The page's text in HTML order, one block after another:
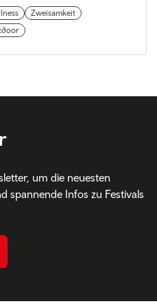
Zweisamkeit
um die neuesten
spannende Infos zu Festivals